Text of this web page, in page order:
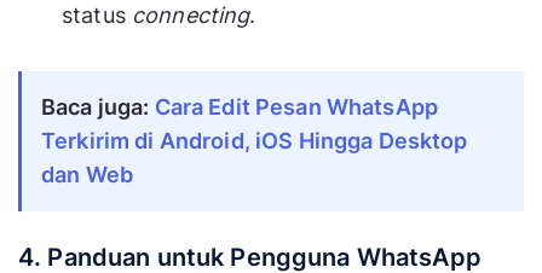
status connecting.
Baca juga: Cara Edit Pesan WhatsApp
Terkirim di Android, iOS Hingga Desktop
dan Web
4. Panduan untuk Pengguna WhatsApp